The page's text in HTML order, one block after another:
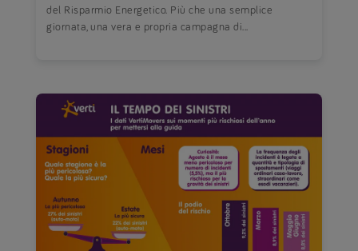
del Risparmio Energetico. Più che una semplice
giornata, una vera e propria campagna di...